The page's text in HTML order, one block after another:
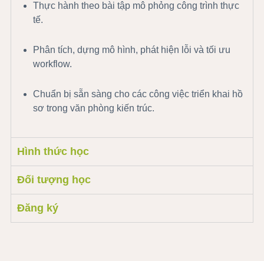
Thực hành theo bài tập mô phỏng công trình thực
tế.
Phân tích, dựng mô hình, phát hiện lỗi và tối ưu
workflow.
Chuẩn bị sẵn sàng cho các công việc triển khai hồ
sơ trong văn phòng kiến trúc.
Hình thức học
Đối tượng học
Đăng ký